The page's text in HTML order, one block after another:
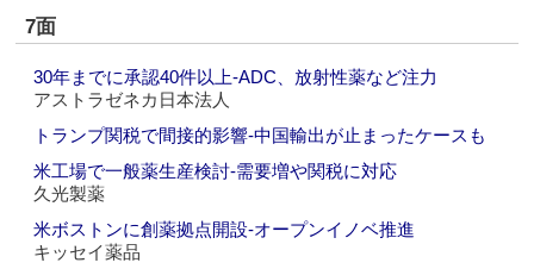
7面
30年までに承認40件以上‐ADC、放射性薬など注力
アストラゼネカ日本法人
トランプ関税で間接的影響‐中国輸出が止まったケースも
米工場で一般薬生産検討‐需要増や関税に対応
久光製薬
米ボストンに創薬拠点開設‐オープンイノベ推進
キッセイ薬品